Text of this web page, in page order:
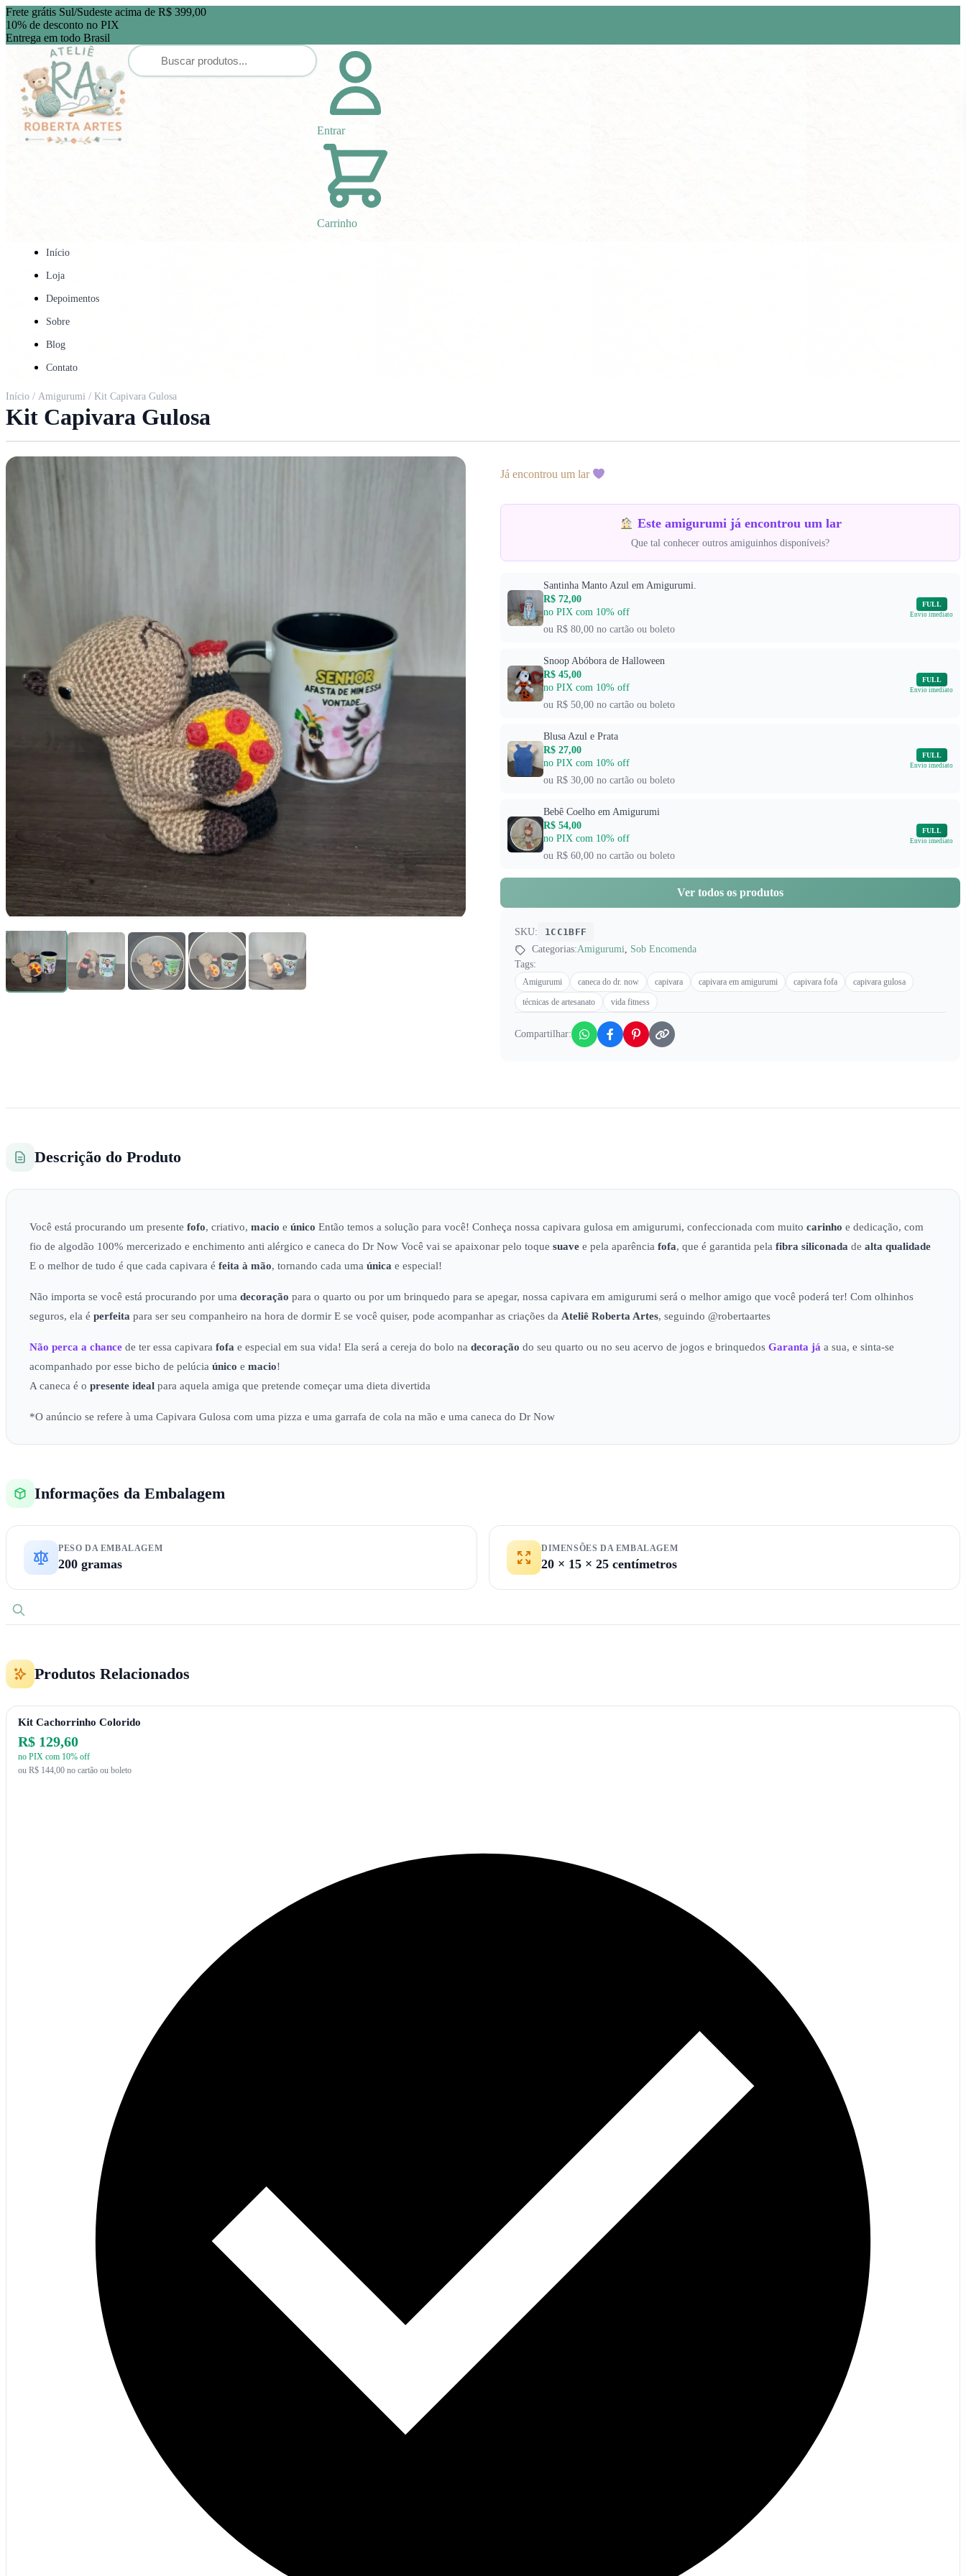
Frete grátis Sul/Sudeste acima de R$ 399,00
10% de desconto no PIX
Entrega em todo Brasil
Entrar
Carrinho
Início
Loja
Depoimentos
Sobre
Blog
Contato
Início / Amigurumi / Kit Capivara Gulosa
Kit Capivara Gulosa
Já encontrou um lar
Este amigurumi já encontrou um lar
Que tal conhecer outros amiguinhos disponíveis?
Santinha Manto Azul em Amigurumi.
R$ 72,00
no PIX com 10% off
ou R$ 80,00 no cartão ou boleto
FULL
Envio imediato
Snoop Abóbora de Halloween
R$ 45,00
no PIX com 10% off
ou R$ 50,00 no cartão ou boleto
FULL
Envio imediato
Blusa Azul e Prata
R$ 27,00
no PIX com 10% off
ou R$ 30,00 no cartão ou boleto
FULL
Envio imediato
Bebê Coelho em Amigurumi
R$ 54,00
no PIX com 10% off
ou R$ 60,00 no cartão ou boleto
FULL
Envio imediato
Ver todos os produtos
SKU:
1CC1BFF
Categorias:Amigurumi, Sob Encomenda
Tags:
Amigurumi caneca do dr. now capivara capivara em amigurumi capivara fofa
capivara gulosa
técnicas de artesanato
vida fitness
Compartilhar:
Descrição do Produto
Você está procurando um presente fofo, criativo, macio e único Então temos a solução para você! Conheça nossa capivara gulosa em amigurumi, confeccionada com muito carinho e dedicação, com
fio de algodão 100% mercerizado e enchimento anti alérgico e caneca do Dr Now Você vai se apaixonar pelo toque suave e pela aparência fofa, que é garantida pela fibra siliconada de alta qualidade
E o melhor de tudo é que cada capivara é feita à mão, tornando cada uma única e especial!
Não importa se você está procurando por uma decoração para o quarto ou por um brinquedo para se apegar, nossa capivara em amigurumi será o melhor amigo que você poderá ter! Com olhinhos
seguros, ela é perfeita para ser seu companheiro na hora de dormir E se você quiser, pode acompanhar as criações da Ateliê Roberta Artes, seguindo @robertaartes
Não perca a chance de ter essa capivara fofa e especial em sua vida! Ela será a cereja do bolo na decoração do seu quarto ou no seu acervo de jogos e brinquedos Garanta já a sua, e sinta-se
acompanhado por esse bicho de pelúcia único e macio!
A caneca é o presente ideal para aquela amiga que pretende começar uma dieta divertida
*O anúncio se refere à uma Capivara Gulosa com uma pizza e uma garrafa de cola na mão e uma caneca do Dr Now
Informações da Embalagem
PESO DA EMBALAGEM
200 gramas
DIMENSÕES DA EMBALAGEM
20 × 15 × 25 centímetros
Produtos Relacionados
Kit Cachorrinho Colorido
R$ 129,60
no PIX com 10% off
ou R$ 144,00 no cartão ou boleto